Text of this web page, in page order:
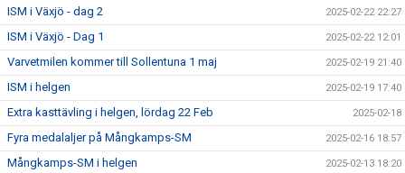
ISM i Växjö - dag 2 2025-02-22 22:27
ISM i Växjö - Dag 1 2025-02-22 12:01
Varvetmilen kommer till Sollentuna 1 maj 2025-02-19 21:40
ISM i helgen 2025-02-19 17:40
Extra kasttävling i helgen, lördag 22 Feb 2025-02-18
Fyra medalaljer på Mångkamps-SM 2025-02-16 18:57
Mångkamps-SM i helgen 2025-02-13 18:20